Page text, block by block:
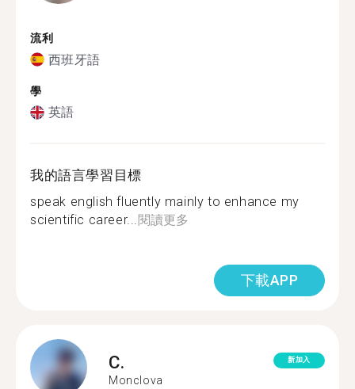
流利
西班牙語
學
英語
我的語言學習目標
speak english fluently mainly to enhance my
scientific career...閱讀更多
下載APP
C.
Monclova
新加入